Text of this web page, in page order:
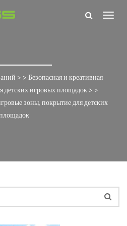
> > Безопасная и креативная
детских игровых площадок > >
зоны, покрытие для детских